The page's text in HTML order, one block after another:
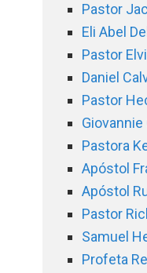
Pastor
Eli Abel
Pastor
Daniel
Pastor
Pastora
Apóstol
Apóstol
Pastor
Samuel
Profeta